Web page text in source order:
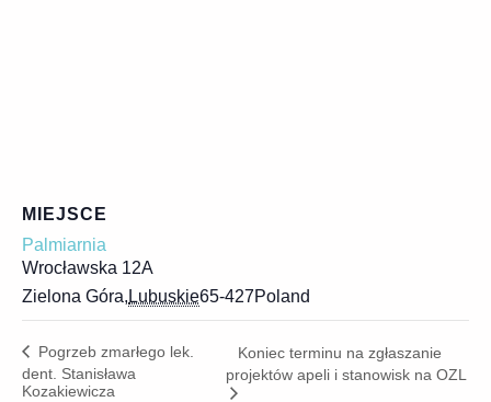
MIEJSCE
Palmiarnia
Wrocławska 12A
Zielona Góra, Lubuskie65-427Poland
Pogrzeb zmarłego lek.
dent. Stanisława
Kozakiewicza
Koniec terminu na zgłaszanie
projektów apeli i stanowisk na OZL